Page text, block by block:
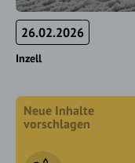
26.02.2026
Inzell
Neue Inhalte
vorschlagen